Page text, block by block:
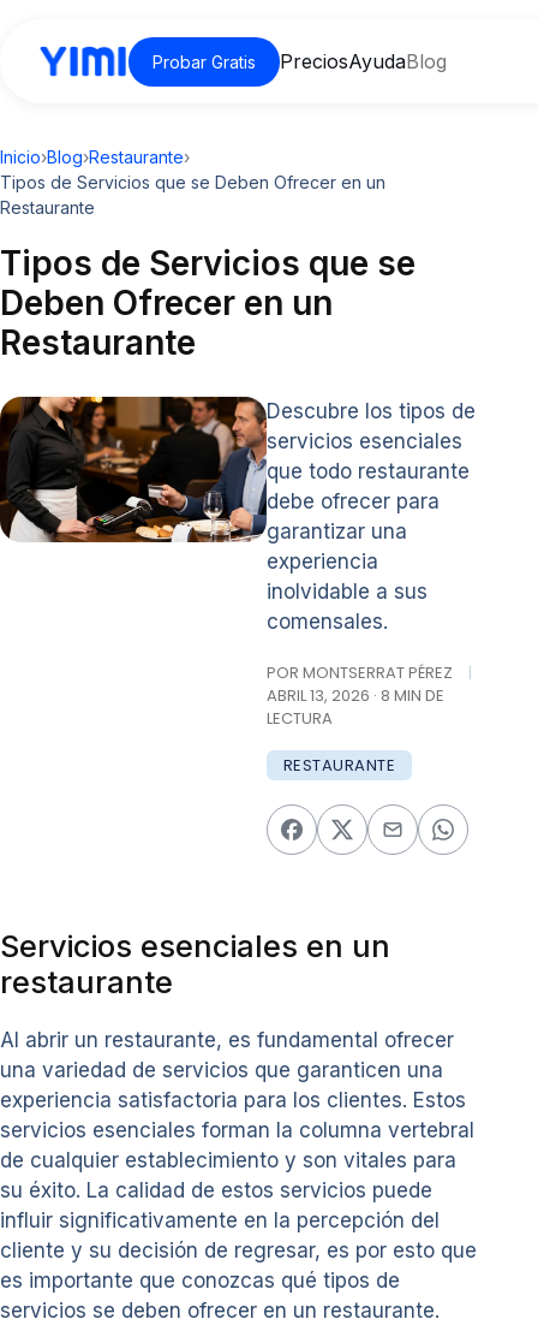
Probar Gratis PreciosAyudaBlog
Inicio›Blog›Restaurante›
Tipos de Servicios que se Deben Ofrecer en un
Restaurante
Tipos de Servicios que se
Deben Ofrecer en un
Restaurante
Descubre los tipos de
servicios esenciales
que todo restaurante
debe ofrecer para
garantizar una
experiencia
inolvidable a sus
comensales.
POR MONTSERRAT PÉREZ
|
ABRIL 13, 2026 · 8 MIN DE
LECTURA
RESTAURANTE
Servicios esenciales en un
restaurante
Al abrir un restaurante, es fundamental ofrecer
una variedad de servicios que garanticen una
experiencia satisfactoria para los clientes. Estos
servicios esenciales forman la columna vertebral
de cualquier establecimiento y son vitales para
su éxito. La calidad de estos servicios puede
influir significativamente en la percepción del
cliente y su decisión de regresar, es por esto que
es importante que conozcas qué tipos de
servicios se deben ofrecer en un restaurante.